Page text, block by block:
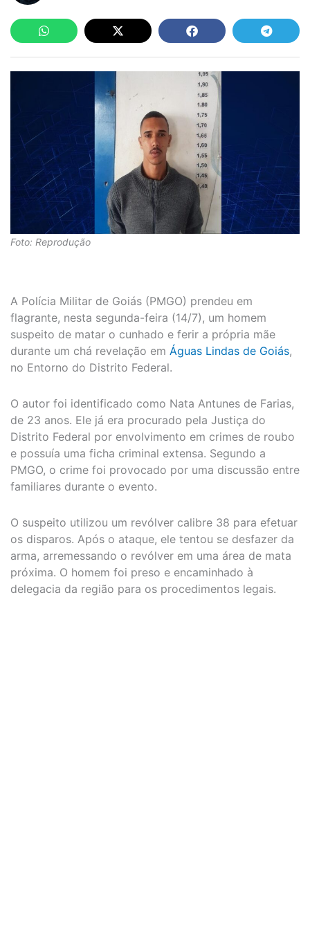
Foto: Reprodução
A Polícia Militar de Goiás (PMGO) prendeu em
flagrante, nesta segunda-feira (14/7), um homem
suspeito de matar o cunhado e ferir a própria mãe
durante um chá revelação em Águas Lindas de Goiás,
no Entorno do Distrito Federal.
O autor foi identificado como Nata Antunes de Farias,
de 23 anos. Ele já era procurado pela Justiça do
Distrito Federal por envolvimento em crimes de roubo
e possuía uma ficha criminal extensa. Segundo a
PMGO, o crime foi provocado por uma discussão entre
familiares durante o evento.
O suspeito utilizou um revólver calibre 38 para efetuar
os disparos. Após o ataque, ele tentou se desfazer da
arma, arremessando o revólver em uma área de mata
próxima. O homem foi preso e encaminhado à
delegacia da região para os procedimentos legais.